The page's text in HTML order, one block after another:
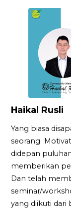
Haikal Rusli
Yang biasa
seorang
didepan
memberikan
Dan telah
seminar/
yang diikuti dari